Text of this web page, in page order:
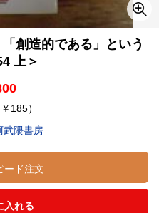
創造的である」という
上＞
185）
武隈書房
ード注文
入れる